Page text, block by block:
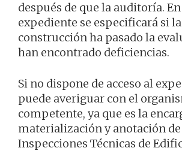
después de que la auditoría.
expediente se especificará si la
construcción ha pasado la
han encontrado deficiencias.
Si no dispone de acceso al
puede averiguar con el
competente, ya que es la
materialización y anotación de
Inspecciones Técnicas de